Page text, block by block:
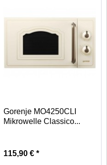
Gorenje MO4250CLI
Mikrowelle Classico...
115,90 € *